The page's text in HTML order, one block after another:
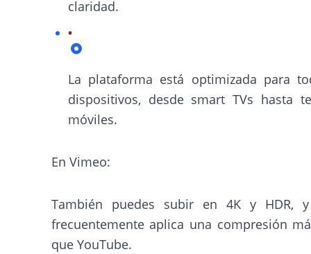
claridad.
La plataforma está optimizada para
dispositivos, desde smart TVs hasta
móviles.
En Vimeo:
También puedes subir en 4K y HDR,
frecuentemente aplica una compresión
que YouTube.